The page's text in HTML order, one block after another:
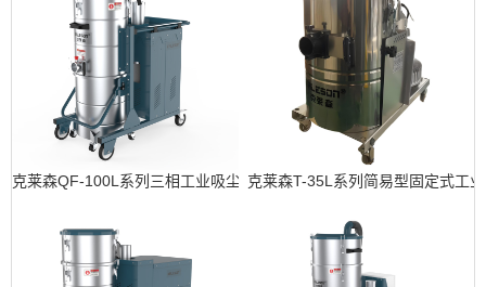
克莱森QF-100L系列三相工业吸尘器克莱森T-35L系列简易型固定式工